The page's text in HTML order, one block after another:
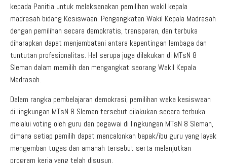
kepada Panitia untuk melaksanakan pemilihan wakil kepala
madrasah bidang Kesiswaan. Pengangkatan Wakil Kepala Madrasah
dengan pemilihan secara demokratis, transparan, dan terbuka
diharapkan dapat menjembatani antara kepentingan lembaga dan
tuntutan profesionalitas. Hal serupa juga dilakukan di MTsN 8
Sleman dalam memilih dan mengangkat seorang Wakil Kepala
Madrasah.
Dalam rangka pembelajaran demokrasi, pemilihan waka kesiswaan
di lingkungan MTsN 8 Sleman tersebut dilakukan secara terbuka
melalui voting oleh guru dan pegawai di lingkungan MTsN 8 Sleman,
dimana setiap pemilih dapat mencalonkan bapak/ibu guru yang layak
mengemban tugas dan amanah tersebut serta melanjutkan
program kerja yang telah disusun.